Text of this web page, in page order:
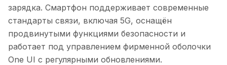
зарядка. Смартфон поддерживает современные
стандарты связи, включая 5G, оснащён
продвинутыми функциями безопасности и
работает под управлением фирменной оболочки
One UI с регулярными обновлениями.